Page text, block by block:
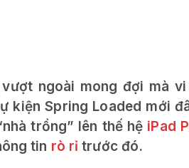
ngoài mong đợi mà
kiện Spring Loaded mới
trồng” lên thế hệ iPad
tin rò rỉ trước đó.